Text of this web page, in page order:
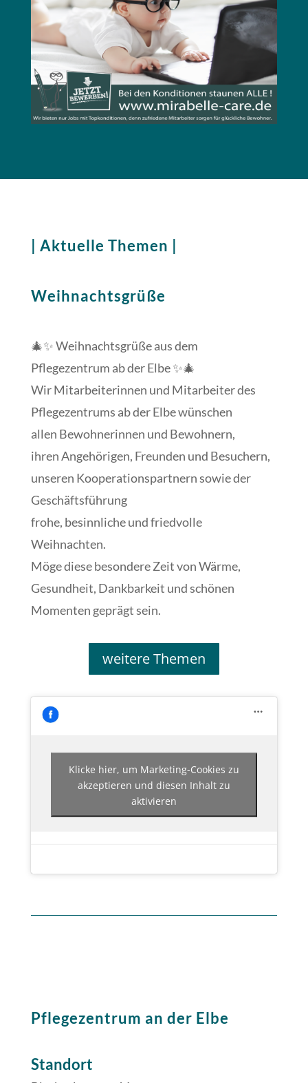
| Aktuelle Themen |
Weihnachtsgrüße
🎄✨ Weihnachtsgrüße aus dem
Pflegezentrum ab der Elbe ✨🎄
Wir Mitarbeiterinnen und Mitarbeiter des
Pflegezentrums ab der Elbe wünschen
allen Bewohnerinnen und Bewohnern,
ihren Angehörigen, Freunden und Besuchern,
unseren Kooperationspartnern sowie der
Geschäftsführung
frohe, besinnliche und friedvolle
Weihnachten.
Möge diese besondere Zeit von Wärme,
Gesundheit, Dankbarkeit und schönen
Momenten geprägt sein.
weitere Themen
Klicke hier, um Marketing-Cookies zu
akzeptieren und diesen Inhalt zu
aktivieren
Pflegezentrum an der Elbe
Standort